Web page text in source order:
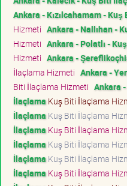
Ankara - Kızılcahamam -
Hizmeti Ankara - Nallıhan -
Hizmeti Ankara - Polatlı -
Hizmeti Ankara -
İlaçlama Hizmeti Ankara -
Biti İlaçlama Hizmeti Ankara
İlaçlama Kuş Biti İlaçlama
İlaçlama Kuş Biti İlaçlama
İlaçlama Kuş Biti İlaçlama
İlaçlama Kuş Biti İlaçlama
İlaçlama Kuş Biti İlaçlama
İlaçlama Kuş Biti İlaçlama